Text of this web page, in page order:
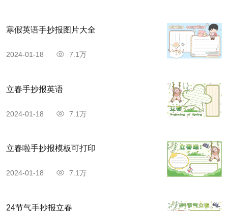
寒假英语手抄报图片大全
2024-01-18 7.1万
立春手抄报英语
2024-01-18 7.1万
立春啦手抄报模板可打印
2024-01-18 7.1万
24节气手抄报立春